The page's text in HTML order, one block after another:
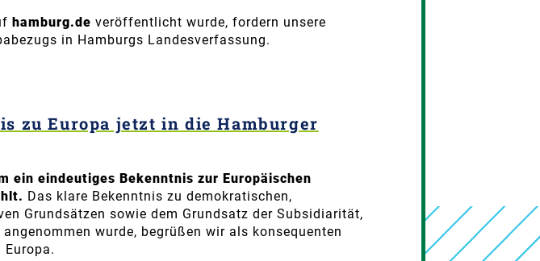
hamburg.de veröffentlicht wurde, fordern unsere
in Hamburgs Landesverfassung.
zu Europa jetzt in die Hamburger
ein eindeutiges Bekenntnis zur Europäischen
Das klare Bekenntnis zu demokratischen,
Grundsätzen sowie dem Grundsatz der Subsidiarität,
wurde, begrüßen wir als konsequenten